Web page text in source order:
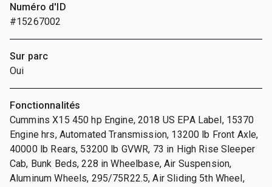
Numéro d'ID
#15267002
Sur parc
Oui
Fonctionnalités
Cummins X15 450 hp Engine, 2018 US EPA Label, 15370
Engine hrs, Automated Transmission, 13200 lb Front Axle,
40000 lb Rears, 53200 lb GVWR, 73 in High Rise Sleeper
Cab, Bunk Beds, 228 in Wheelbase, Air Suspension,
Aluminum Wheels, 295/75R22.5, Air Sliding 5th Wheel,